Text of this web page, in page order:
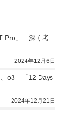
Pro」　深く考
2024年12月6日
o3　「12 Days
2024年12月21日